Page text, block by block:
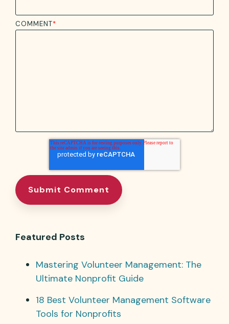
COMMENT*
Featured Posts
Mastering Volunteer Management: The
Ultimate Nonprofit Guide
18 Best Volunteer Management Software
Tools for Nonprofits